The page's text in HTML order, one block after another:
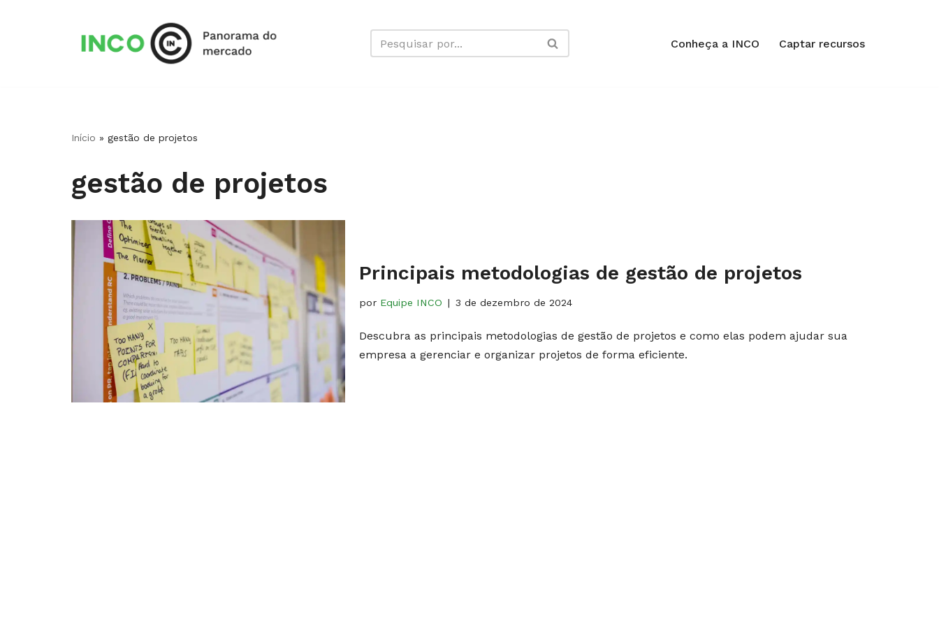
Conheça a INCO Captar recursos
Início » gestão de projetos
gestão de projetos
Principais metodologias de gestão de projetos
por Equipe INCO 3 de dezembro de 2024
Descubra as principais metodologias de gestão de projetos e como elas podem ajudar sua
empresa a gerenciar e organizar projetos de forma eficiente.